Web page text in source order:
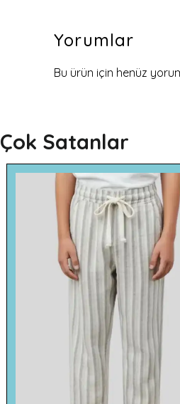
Yorumlar
Bu ürün için henüz
Çok Satanlar